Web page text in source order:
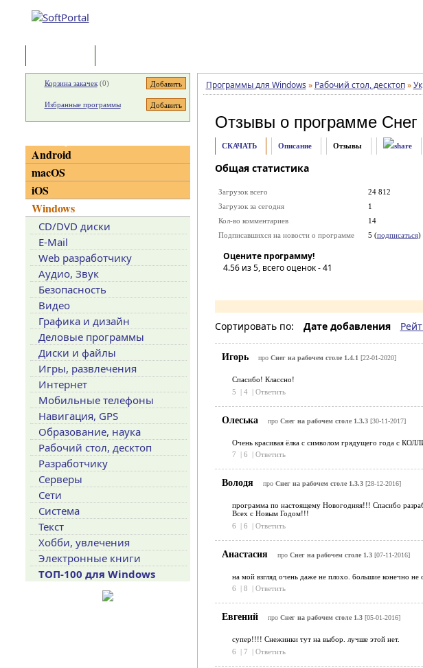
Программы для Windows » Рабочий стол, десктоп »
Отзывы о программе Снег
СКАЧАТЬ Описание Отзывы
Общая статистика
Загрузок всего
24 812
Загрузок за сегодня
1
Кол-во комментариев
14
Подписавшихся на новости о программе
5 (подписаться)
Оцените программу!
4.56из 5, всего оценок -41
Сортировать по: Дате добавления
Игорь про Снег на рабочем столе 1.4.1 [22-01-2020]
Спасибо! Классно!
5
| 4 | Ответить
Олеська про Снег на рабочем столе 1.3.3[30-11-2017]
Очень красивая ёлка с символом грядущего года с
7
| 6 | Ответить
Володя про Снег на рабочем столе 1.3.3[28-12-2016]
программа по настоящему Новогодняя!!! Спасибо
Всех с Новым Годом!!!
6
| 6 | Ответить
Анастасия про Снег на рабочем столе 1.3[07-11-2016]
на мой взгляд очень даже не плохо. большие конечно не
6
| 8 | Ответить
Евгений про Снег на рабочем столе 1.3[05-01-2016]
супер!!!! Снежинки тут на выбор. лучше этой нет.
6
| 7 | Ответить
Корзина закачек(0)
Избранные программы
Android
macOS
iOS
Windows
CD/DVD диски
E-Mail
Web разработчику
Аудио, Звук
Безопасность
Видео
Графика и дизайн
Деловые программы
Диски и файлы
Игры, развлечения
Интернет
Мобильные телефоны
Навигация, GPS
Образование, наука
Рабочий стол, десктоп
Разработчику
Серверы
Сети
Система
Текст
Хобби, увлечения
Электронные книги
ТОП-100 для Windows